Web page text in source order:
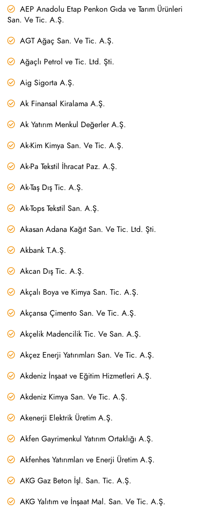
AEP Anadolu Etap Penkon Gıda ve Tarım Ürünleri
San. Ve Tic. A.Ş.
AGT Ağaç San. Ve Tic. A.Ş.
Ağaçlı Petrol ve Tic. Ltd. Şti.
Aig Sigorta A.Ş.
Ak Finansal Kiralama A.Ş.
Ak Yatırım Menkul Değerler A.Ş.
Ak-Kim Kimya San. Ve Tic. A.Ş.
Ak-Pa Tekstil İhracat Paz. A.Ş.
Ak-Taş Dış Tic. A.Ş.
Ak-Tops Tekstil San. A.Ş.
Akasan Adana Kağıt San. Ve Tic. Ltd. Şti.
Akbank T.A.Ş.
Akcan Dış Tic. A.Ş.
Akçalı Boya ve Kimya San. Tic. A.Ş.
Akçansa Çimento San. Ve Tic. A.Ş.
Akçelik Madencilik Tic. Ve San. A.Ş.
Akçez Enerji Yatırımları San. Ve Tic. A.Ş.
Akdeniz İnşaat ve Eğitim Hizmetleri A.Ş.
Akdeniz Kimya San. Ve Tic. A.Ş.
Akenerji Elektrik Üretim A.Ş.
Akfen Gayrimenkul Yatırım Ortaklığı A.Ş.
Akfenhes Yatırımları ve Enerji Üretim A.Ş.
AKG Gaz Beton İşl. San. Tic. A.Ş.
AKG Yalıtım ve İnşaat Mal. San. Ve Tic. A.Ş.